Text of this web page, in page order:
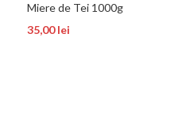
Miere de Tei 1000g
35,00lei